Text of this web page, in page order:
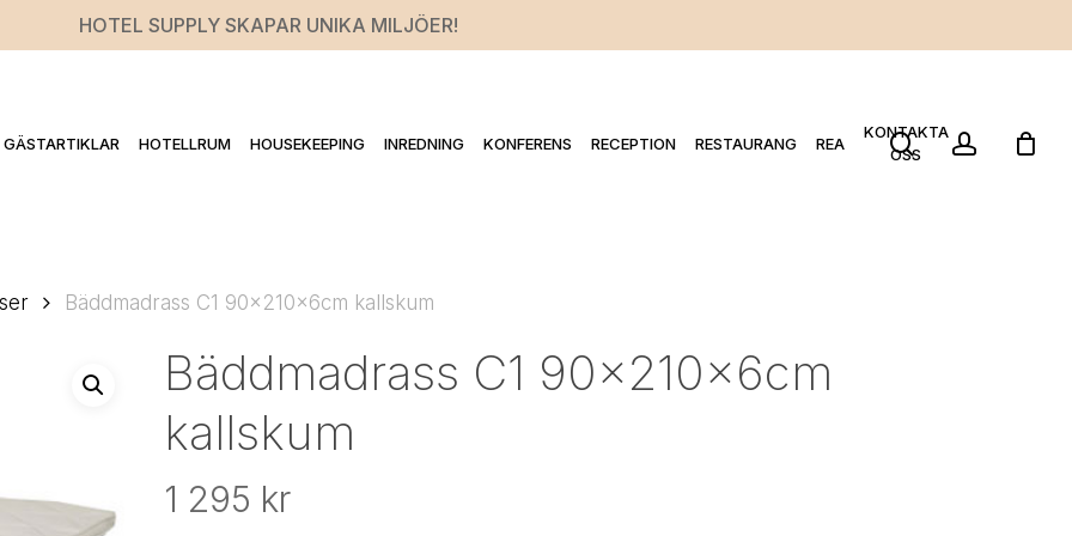
HOTEL SUPPLY SKAPAR UNIKA MILJÖER!
GÄSTARTIKLAR HOTELLRUM HOUSEKEEPING INREDNING KONFERENS RECEPTION RESTAURANG REA
KONTAKTA
OSSsearchaccount
Bäddmadrass C1 90x210x6cm kallskum
Bäddmadrass C1 90x210x6cm
kallskum
1 295 kr